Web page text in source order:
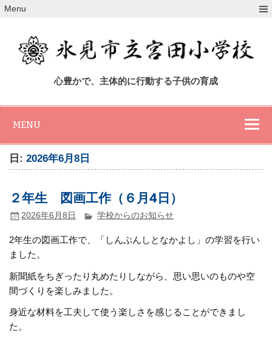
Skip
toMenu
氷見市立宮田小
学校
心豊かで、主体的に行動する子供の育成
MENU
日:2026年6月8日
２年生 図画工作（６月4日）
2026年6月8日 学校からのお知らせ
2年生の図画工作で、「しんぶんしとなかよし」の学習を行い
ました。
新聞紙をちぎったり丸めたりしながら、思い思いのものや空
間づくりを楽しみました。
身近な材料を工夫して使う楽しさを感じることができまし
た。